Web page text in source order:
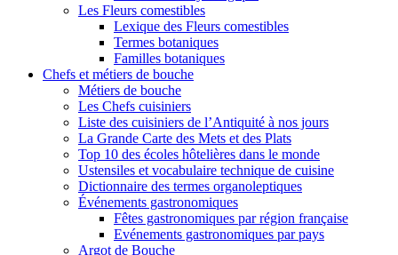
Les Fleurs comestibles
Lexique des Fleurs comestibles
Termes botaniques
Familles botaniques
Chefs et métiers de bouche
Métiers de bouche
Les Chefs cuisiniers
Liste des cuisiniers de l’Antiquité à nos jours
La Grande Carte des Mets et des Plats
Top 10 des écoles hôtelières dans le monde
Ustensiles et vocabulaire technique de cuisine
Dictionnaire des termes organoleptiques
Événements gastronomiques
Fêtes gastronomiques par région française
Evénements gastronomiques par pays
Argot de Bouche